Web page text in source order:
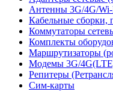
Антенны 3G/4G/
Кабельные сборки,
Коммутаторы
Комплекты
Маршрутизаторы
Модемы 3G/
Репитеры
Сим-карты